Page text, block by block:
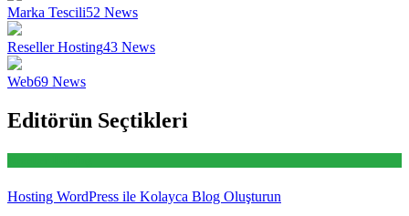
Marka Tescili52 News
Reseller Hosting43 News
Web69 News
Editörün Seçtikleri
Hosting WordPress ile Kolayca Blog Oluşturun